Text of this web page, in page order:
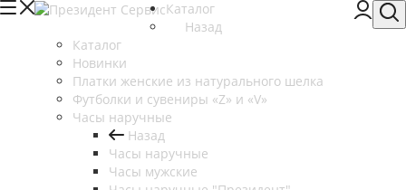
Каталог
Назад
Каталог
Новинки
Платки женские из натурального шелка
Футболки и сувениры «Z» и «V»
Часы наручные
Назад
Часы наручные
Часы мужские